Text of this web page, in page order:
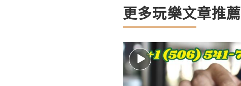
更多玩樂文章推薦